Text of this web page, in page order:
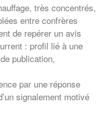
très concentrés,
entre confrères
de repérer un avis
: profil lié à une
publication,
par une réponse
signalement motivé